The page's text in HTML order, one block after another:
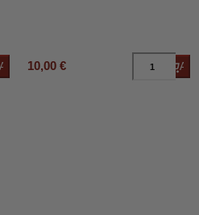
Añadir al carrito
10,00 €